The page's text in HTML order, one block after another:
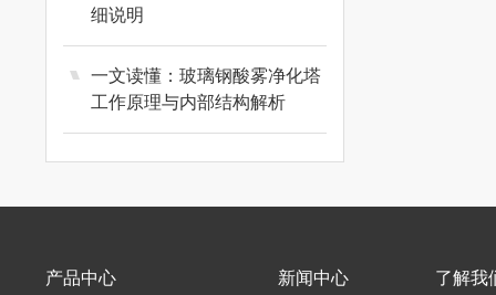
细说明
一文读懂：玻璃钢酸雾净化塔
工作原理与内部结构解析
产品中心 新闻中心 了解我